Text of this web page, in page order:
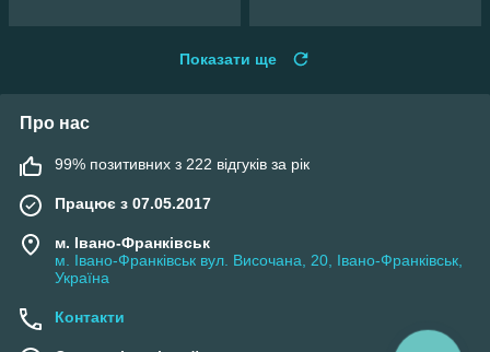
Показати ще
Про нас
99% позитивних з 222 відгуків за рік
Працює з 07.05.2017
м. Івано-Франківськ
м. Івано-Франківськ вул. Височана, 20, Івано-Франківськ,
Україна
Контакти